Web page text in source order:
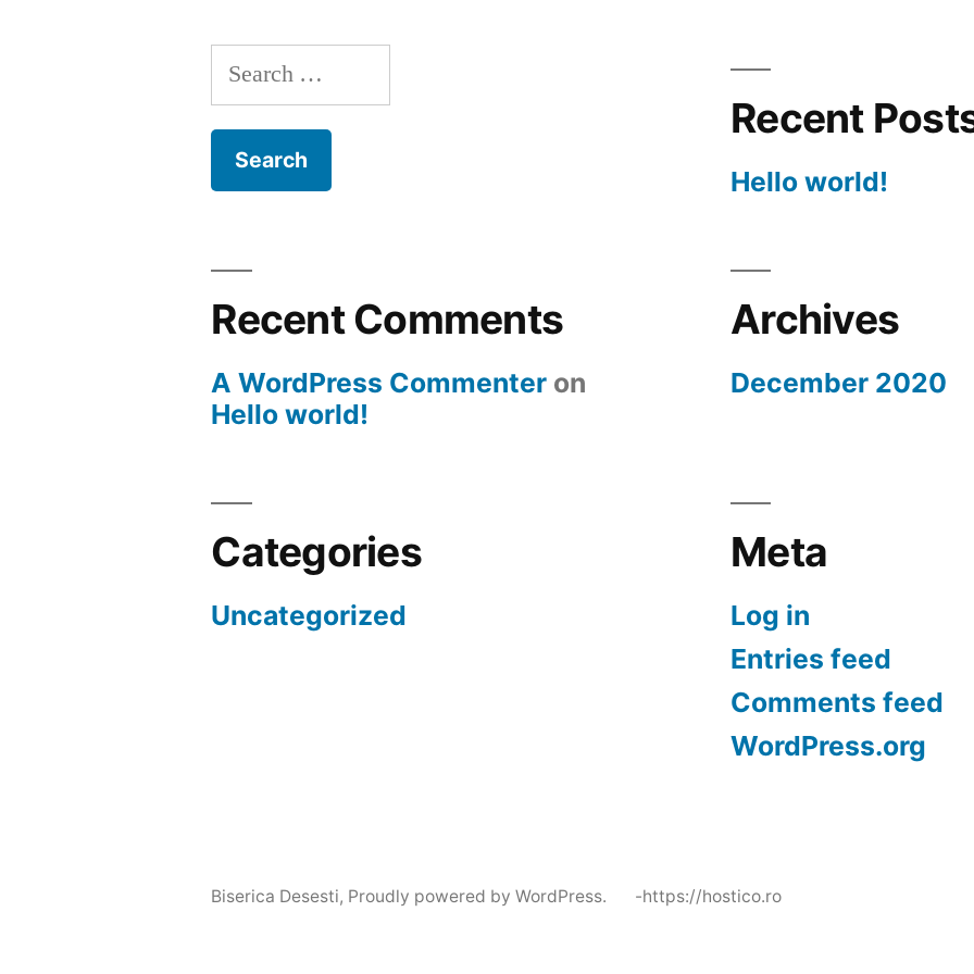
Search
for:
Recent
Hello world!
Recent Comments
A WordPress Commenter on
Hello world!
Archives
December 2020
Categories
Uncategorized
Meta
Log in
Entries feed
Comments feed
WordPress.org
Biserica Desesti, Proudly powered by WordPress. -https://hostico.ro